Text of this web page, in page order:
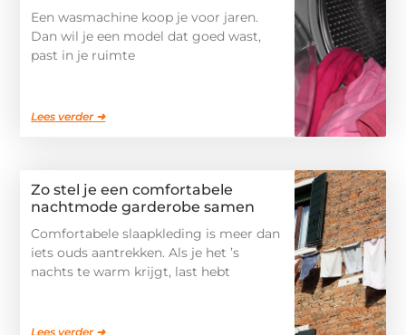
Een wasmachine koop je voor jaren.
Dan wil je een model dat goed wast,
past in je ruimte
Lees verder ➜
Zo stel je een comfortabele
nachtmode garderobe samen
Comfortabele slaapkleding is meer dan
iets ouds aantrekken. Als je het ’s
nachts te warm krijgt, last hebt
Lees verder ➜